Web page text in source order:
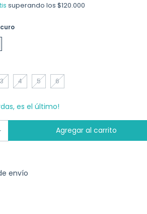
superando los $120.000
3 4 5 6
es el último!
envío